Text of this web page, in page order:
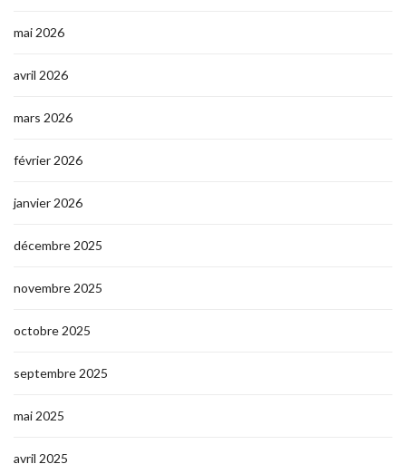
mai 2026
avril 2026
mars 2026
février 2026
janvier 2026
décembre 2025
novembre 2025
octobre 2025
septembre 2025
mai 2025
avril 2025